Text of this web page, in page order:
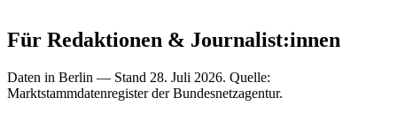
Für Redaktionen & Journalist:innen
Daten in Berlin — Stand 28. Juli 2026. Quelle:
Marktstammdatenregister der Bundesnetzagentur.